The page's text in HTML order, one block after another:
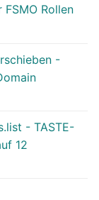
Rollen
-
- TASTE-
12